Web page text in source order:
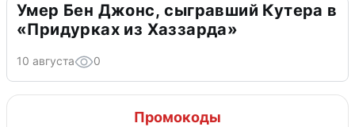
Умер Бен Джонс, сыгравший Кутера в
«Придурках из Хаззарда»
10 августа 0
Промокоды